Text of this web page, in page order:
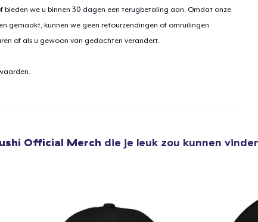
we u binnen 30 dagen een terugbetaling aan. Omdat onze
gemaakt, kunnen we geen retourzendingen of omruilingen
of als u gewoon van gedachten verandert.
Official Merch die je leuk zou kunnen